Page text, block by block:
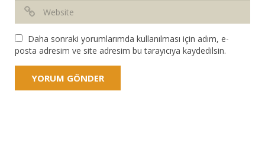
Daha sonraki yorumlarımda kullanılması için adım, e-
posta adresim ve site adresim bu tarayıcıya kaydedilsin.